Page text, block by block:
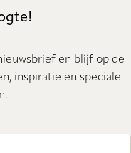
en blijf op de
inspiratie en speciale